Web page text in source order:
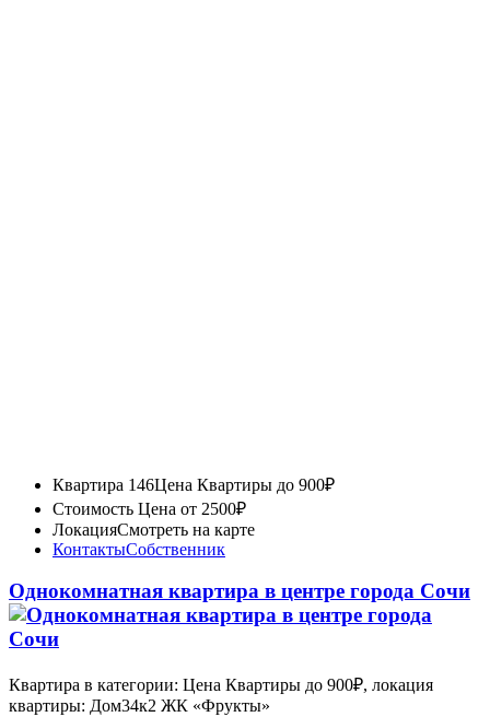
Квартира 146Цена Квартиры до 900₽
Стоимость Цена от 2500₽
ЛокацияСмотреть на карте
КонтактыСобственник
Однокомнатная квартира в центре города Сочи
Квартира в категории: Цена Квартиры до 900₽, локация
квартиры: Дом34к2 ЖК «Фрукты»